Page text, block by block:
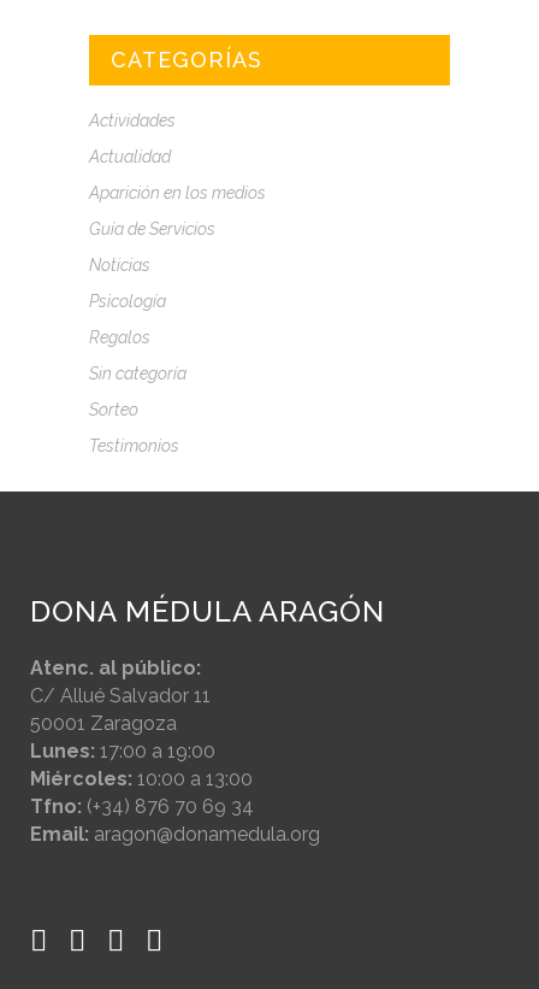
CATEGORÍAS
Actividades
Actualidad
Aparición en los medios
Guía de Servicios
Noticias
Psicología
Regalos
Sin categoría
Sorteo
Testimonios
DONA MÉDULA ARAGÓN
Atenc. al público:
C/ Allué Salvador 11
50001 Zaragoza
Lunes: 17:00 a 19:00
Miércoles: 10:00 a 13:00
Tfno: (+34) 876 70 69 34
Email: aragon@donamedula.org